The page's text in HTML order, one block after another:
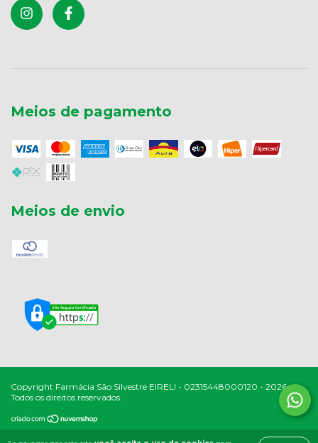
Meios de pagamento
Meios de envio
Copyright Farmácia São Silvestre EIRELI - 02315448000120 - 2026.
Todos os direitos reservados.